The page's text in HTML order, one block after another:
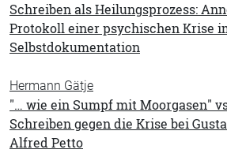
Schreiben als Heilungsprozess:
Protokoll einer psychischen Krise
Selbstdokumentation
Hermann Gätje
"… wie ein Sumpf mit Moorgasen"
Schreiben gegen die Krise bei
Alfred Petto